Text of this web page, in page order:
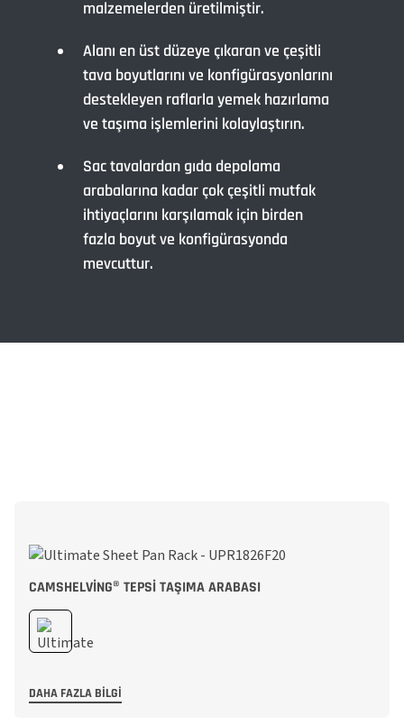
malzemelerden üretilmiştir.
Alanı en üst düzeye çıkaran ve çeşitli
tava boyutlarını ve konfigürasyonlarını
destekleyen raflarla yemek hazırlama
ve taşıma işlemlerini kolaylaştırın.
Sac tavalardan gıda depolama
arabalarına kadar çok çeşitli mutfak
ihtiyaçlarını karşılamak için birden
fazla boyut ve konfigürasyonda
mevcuttur.
CAMSHELVING® TEPSI TAŞIMA ARABASI
DAHA FAZLA BILGI